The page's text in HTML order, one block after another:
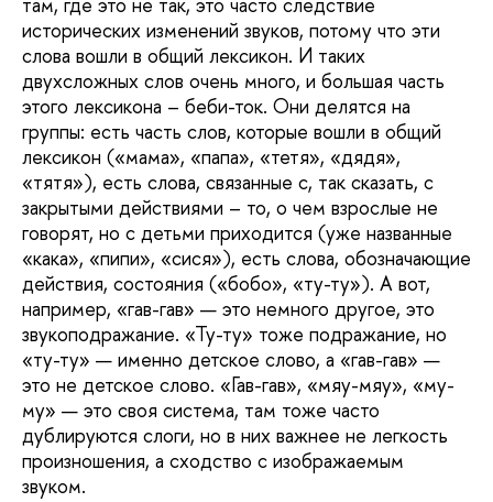
исторических изменений звуков, потому что эти
слова вошли в общий лексикон. И таких
двухсложных слов очень много, и большая часть
этого лексикона – беби-ток. Они делятся на
группы: есть часть слов, которые вошли в общий
лексикон («мама», «папа», «тетя», «дядя»,
«тятя»), есть слова, связанные с, так сказать, с
закрытыми действиями – то, о чем взрослые не
говорят, но с детьми приходится (уже названные
«кака», «пипи», «сися»), есть слова, обозначающие
действия, состояния («бобо», «ту-ту»). А вот,
например, «гав-гав» — это немного другое, это
звукоподражание. «Ту-ту» тоже подражание, но
«ту-ту» — именно детское слово, а «гав-гав» —
это не детское слово. «Гав-гав», «мяу-мяу», «му-
му» — это своя система, там тоже часто
дублируются слоги, но в них важнее не легкость
произношения, а сходство с изображаемым
звуком.